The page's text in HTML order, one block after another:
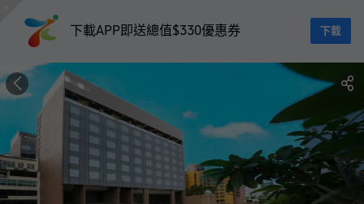
下載APP即送總值$330優惠券 下載